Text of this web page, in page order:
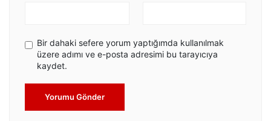
Bir dahaki sefere yorum yaptığımda kullanılmak
üzere adımı ve e-posta adresimi bu tarayıcıya
kaydet.
Yorumu Gönder